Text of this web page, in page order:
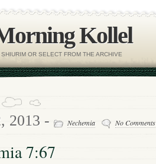
Kollel
OR SELECT FROM THE ARCHIVE
2013 - Nechemia No Comments
7:67